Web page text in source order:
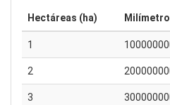
Hectáreas (ha)
1
2
3